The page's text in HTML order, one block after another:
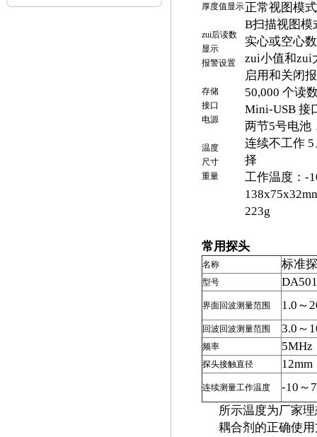
厚度值显示
zui后读数
显示
报警设置
存储
接口
电源
温度
尺寸
重量
正常视图模
B扫描视图模
实心或空心
zui小值和zui
启用和关闭
50,000 个读
Mini-USB 接
两节5号电池
连续不工作
择
工作温度：-
223g
常用探头
名称 标准
型号 DA501
界面回波测量范围 1.0～
回波回波测量范围 3.0～
频率 5MHz
探头接触直径 12mm
连续测量工作温度 -10～
所示温度为厂家
耦合剂的正确使